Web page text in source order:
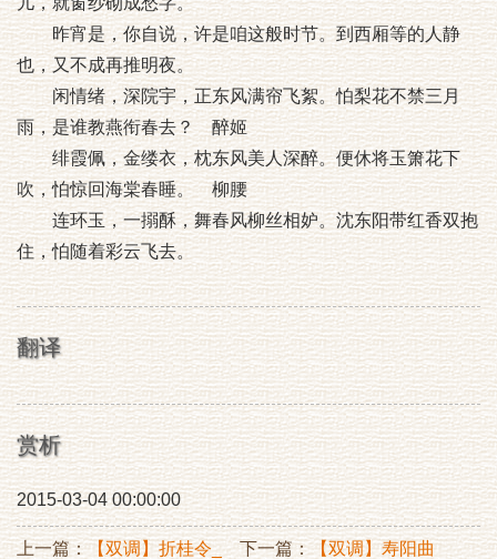
昨宵是，你自说，许是咱这般时节。到西厢等的人静
也，又不成再推明夜。
闲情绪，深院宇，正东风满帘飞絮。怕梨花不禁三月
雨，是谁教燕衔春去？ 醉姬
绯霞佩，金缕衣，枕东风美人深醉。便休将玉箫花下
吹，怕惊回海棠春睡。 柳腰
连环玉，一搦酥，舞春风柳丝相妒。沈东阳带红香双抱
住，怕随着彩云飞去。
翻译
赏析
2015-03-04 00:00:00
上一篇：【双调】折桂令_ 下一篇：【双调】寿阳曲